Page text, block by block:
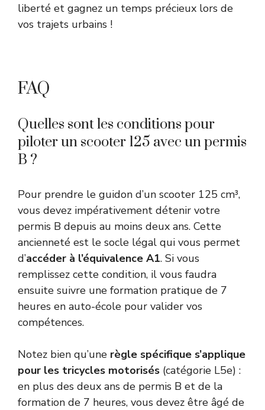
liberté et gagnez un temps précieux lors de
vos trajets urbains !
FAQ
Quelles sont les conditions pour
piloter un scooter 125 avec un permis
B ?
Pour prendre le guidon d’un scooter 125 cm³,
vous devez impérativement détenir votre
permis B depuis au moins deux ans. Cette
ancienneté est le socle légal qui vous permet
d’accéder à l’équivalence A1. Si vous
remplissez cette condition, il vous faudra
ensuite suivre une formation pratique de 7
heures en auto-école pour valider vos
compétences.
Notez bien qu’une règle spécifique s’applique
pour les tricycles motorisés (catégorie L5e) :
en plus des deux ans de permis B et de la
formation de 7 heures, vous devez être âgé de